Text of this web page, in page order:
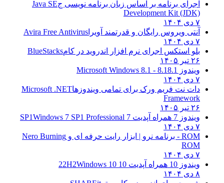
اجرای برنامه بر اساس زبان برنامه نویسی جJava SE
Development Kit (JDK)
۷ دی ۱۴۰۴
آنتی ویروس رایگان و قدرتمند آویرا Avira Free Antivirus
۷ دی ۱۴۰۴
بلو استکس اجرای نرم افزار اندروید در کامBlueStacks
۲۶ تیر ۱۴۰۵
ویندوز 8.1
8.1 - Microsoft Windows 8.1
۷ دی ۱۴۰۴
دات نت فریم ورک برای تمامی ویندوزهاMicrosoft .NET
Framework
۲۶ تیر ۱۴۰۵
ویندوز 7 همراه آپدیت 7 SP1
Windows 7 SP1 Professional
۷ دی ۱۴۰۴
ROM - برنامه نرو | ابزار رایت حرفه ای و
Nero Burning
ROM
۷ دی ۱۴۰۴
ویندوز 10 همراه آپدیت 10 22H2
Windows 10
۸ دی ۱۴۰۴